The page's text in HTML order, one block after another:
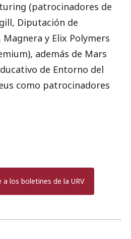
(patrocinadores de
Diputación de
y Elix Polymers
además de Mars
de Entorno del
como patrocinadores
a los boletines de la URV